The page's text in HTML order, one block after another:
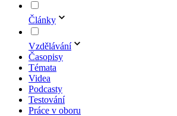
Články
Vzdělávání
Časopisy
Témata
Videa
Podcasty
Testování
Práce v oboru